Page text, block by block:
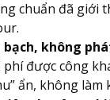
chuẩn đã giới
bạch, không
phí được công
ẩn, không làm